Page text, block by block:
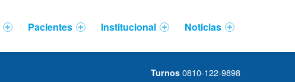
Pacientes Institucional Noticias
Turnos 0810-122-9898